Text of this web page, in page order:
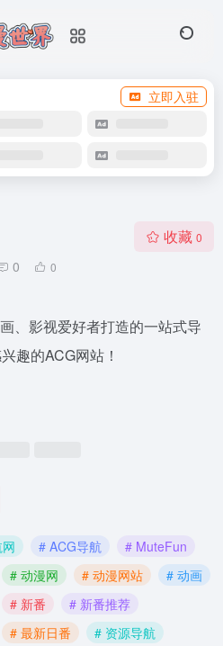
立即入驻
0 0
收藏 0
、影视爱好者打造的一站式导
趣的ACG网站！
# ACG导航
# MuteFun
# 动漫网 # 动漫网站
# 动画
# 新番
# 新番推荐
# 最新日番 # 资源导航